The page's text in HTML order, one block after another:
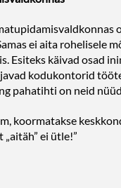
ei aita rohelisele
käivad osad
kodukontorid
pahatihti on neid
koormatakse
ei ütle!”